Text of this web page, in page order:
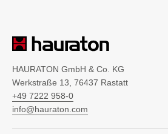
HAURATON GmbH & Co. KG
Werkstraße 13, 76437 Rastatt
+49 7222 958-0
info@hauraton.com